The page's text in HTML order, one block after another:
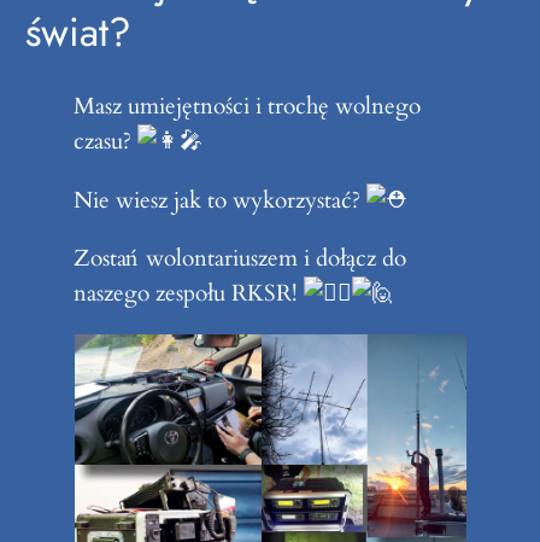
świat?
Masz umiejętności i trochę wolnego
czasu?
Nie wiesz jak to wykorzystać?
Zostań wolontariuszem i dołącz do
naszego zespołu RKSR!